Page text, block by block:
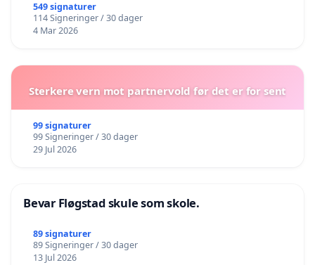
549 signaturer
114 Signeringer / 30 dager
4 Mar 2026
Sterkere vern mot partnervold før det er for sent
99 signaturer
99 Signeringer / 30 dager
29 Jul 2026
Bevar Fløgstad skule som skole.
89 signaturer
89 Signeringer / 30 dager
13 Jul 2026